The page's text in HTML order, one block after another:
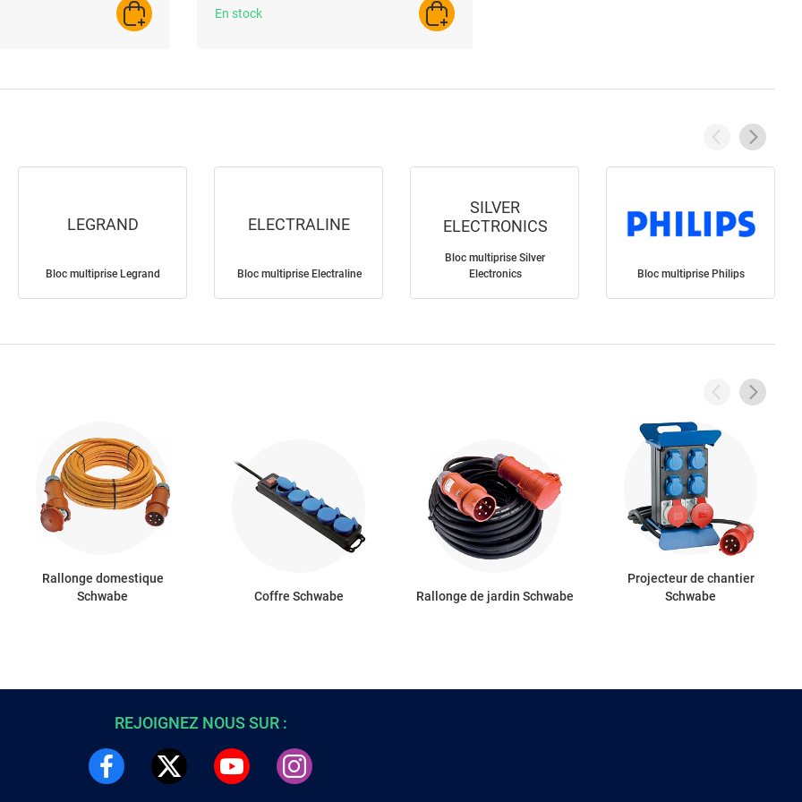
AJOUTER AU PANIER
En stock
AJOUTER AU PANIER
LEGRAND
Bloc multiprise Legrand
ELECTRALINE
Bloc multiprise Electraline
SILVER
ELECTRONICS
Bloc multiprise Silver
Electronics
Bloc multiprise Philips
Rallonge domestique
Schwabe
Coffre Schwabe Rallonge de jardin Schwabe
Projecteur de chantier
Schwabe
REJOIGNEZ NOUS SUR :